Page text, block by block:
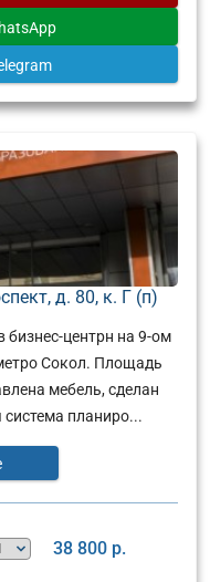
д. 80, к. Г (п)
центрн на 9-ом
Сокол. Площадь
мебель, сделан
планиро...
38 800 р.